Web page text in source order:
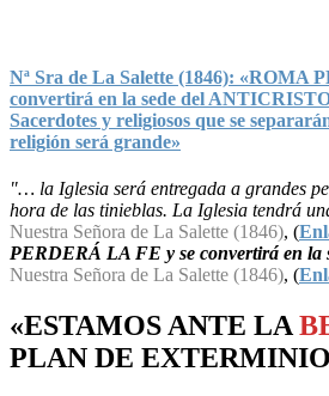
Nª Sra de La Salette (1846): «ROMA
convertirá en la sede del
Sacerdotes y religiosos que se
religión será grande»
"… la Iglesia será entregada a grandes
hora de las tinieblas. La Iglesia tendrá
Nuestra Señora de La Salette (1846), (
PERDERÁ LA FE y se convertirá en la
Nuestra Señora de La Salette (1846), (
«ESTAMOS ANTE LA
PLAN DE EXTERMINIO